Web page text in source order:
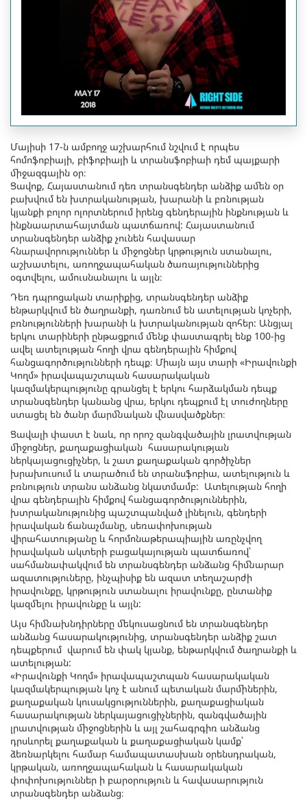
Մայիսի 17-ն ամբողջ աշխարհում նշվում է որպես
հոմոֆոբիայի, բիֆոբիայի և տրանսֆոբիաի դեմ պայքարի
միջազգային օր։
Ցավոք, Հայաստանում դեռ տրանսգենդեր անձիք ամեն օր
բախվում են խտրականության, խարանի և բռնության
կյանքի բոլոր ոլորտներում իրենց գենդերային ինքնության և
ինքնաարտահայտման պատճառով: Հայաստանում
տրանսգենդեր անձիք չունեն հավասար
հնարավորություններ և միջոցներ կրթություն ստանալու,
աշխատելու, առողջապահական ծառայություններից
օգտվելու, ամուսնանալու և այլն։
Դեռ դպրոցական տարիքից, տրանսգենդեր անձիք
ենթարկվում են ծաղրանքի, դառնում են ատելության կոչերի,
բռնությունների խարանի և խտրականության զոհեր: Անցյալ
երկու տարիների ընթացքում մենք փաստագրել ենք 100-ից
ավել ատելության հողի վրա գենդերային հիմքով
հանցագործությունների դեպք։ Միայն այս տարի «Իրավունքի
Կողմ» իրավապաշտպան հասարակական
կազմակերպությունը գրանցել է երկու հարձակման դեպք
տրանսգենդեր կանանց վրա, երկու դեպքում էլ տուժողները
ստացել են ծանր մարմնական վնասվածքներ։
Ցավալի փաստ է նաև, որ որոշ զանգվածային լրատվության
միջոցներ, քաղաքացիական հասարակության
ներկայացուցիչներ, և շատ քաղաքական գործիչներ
խրախուսում և տարածում են տրանսֆոբիա, ատելություն և
բռնություն տրանս անձանց նկատմամբ: Ատելության հողի
վրա գենդերային հիմքով հանցագործություններին,
խտրականությունից պաշտպանված լինելուն, գենդերի
իրավական ճանաչմանը, սեռափոխության
վիրահատությանը և հորմոնաթերապիային առընչվող
իրավական ակտերի բացակայության պատճառով՝
սահմանափակվում են տրանսգենդեր անձանց հիմնարար
ազատություները, ինչպիսիք են ազատ տեղաշարժի
իրավունքը, կրթություն ստանալու իրավունքը, ընտանիք
կազմելու իրավունքը և այլն:
Այս հիմնախնդիրները մեկուսացնում են տրանսգենդեր
անձանց հասարակությունից, տրանսգենդեր անձիք շատ
դեպքերում վարում են փակ կյանք, ենթարկվում ծաղրանքի և
ատելության:
«Իրավունքի Կողմ» իրավապաշտպան հասարակական
կազմակերպության կոչ է անում պետական մարմիներին,
քաղաքական կուսակցություններին, քաղաքացիական
հասարակության ներկայացուցիչներին, զանգվածային
լրատվության միջոցներին և այլ շահագրգիռ անձանց
դրսևորել քաղաքական և քաղաքացիական կամք՝
ձեռնարկելու համար համապատասխան օրենսդրական,
կրթական, առողջապահական և հասարակական
փոփոխություններ ի բարօրություն և հավասարություն
տրանսգենդեր անձանց։